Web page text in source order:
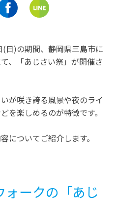
日)の期間、静岡県三島市に
、「あじさい祭」が開催さ
が咲き誇る風景や夜のライ
を楽しめるのが特徴です。
についてご紹介します。
ォークの「あじ